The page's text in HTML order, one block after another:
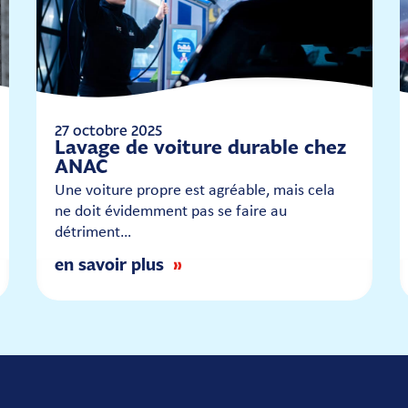
27 octobre 2025
Lavage de voiture durable chez
ANAC
Une voiture propre est agréable, mais cela
ne doit évidemment pas se faire au
détriment…
en savoir plus